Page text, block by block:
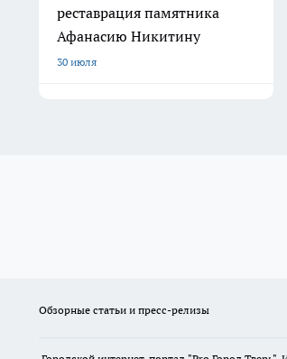
реставрация памятника
Афанасию Никитину
30 июля
Обзорные статьи и пресс-релизы